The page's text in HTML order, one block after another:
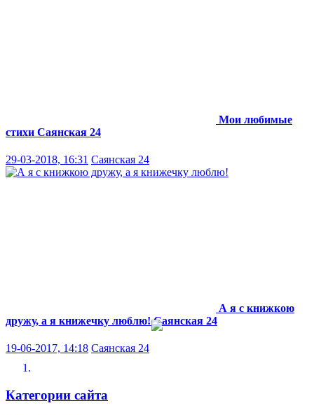
Мои любимые
стихи Саянская 24
29-03-2018, 16:31 Саянская 24
А я с книжкою
дружу, а я книжечку люблю! Саянская 24
19-06-2017, 14:18 Саянская 24
Категории сайта